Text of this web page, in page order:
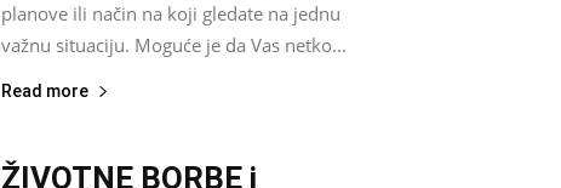
planove ili način na koji gledate na jednu
važnu situaciju. Moguće je da Vas netko...
Read more
ŽIVOTNE BORBE i